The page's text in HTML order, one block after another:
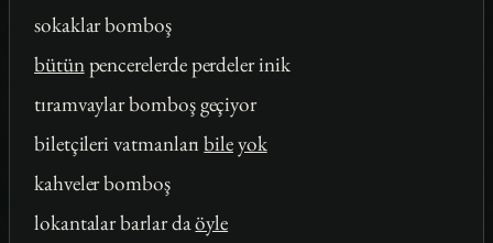
sokaklar bomboş
bütünpencerelerde perdeler inik
tıramvaylar bomboş geçiyor
biletçileri vatmanlarıbileyok
kahveler bomboş
lokantalar barlar daöyle